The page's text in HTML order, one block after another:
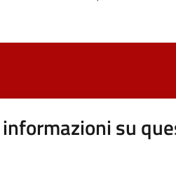
su